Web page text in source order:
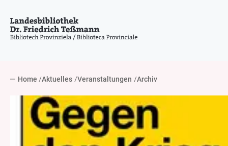
Home Aktuelles Veranstaltungen Archiv